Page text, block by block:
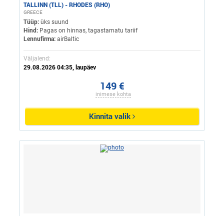
TALLINN (TLL) - RHODES (RHO)
GREECE
Tüüp: üks suund
Hind: Pagas on hinnas, tagastamatu tariif
Lennufirma: airBaltic
Väljalend:
29.08.2026 04:35, laupäev
149 €
inimese kohta
Kinnita valik